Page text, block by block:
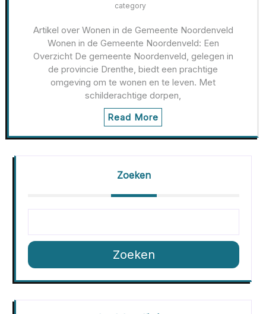
category
Artikel over Wonen in de Gemeente Noordenveld
Wonen in de Gemeente Noordenveld: Een
Overzicht De gemeente Noordenveld, gelegen in
de provincie Drenthe, biedt een prachtige
omgeving om te wonen en te leven. Met
schilderachtige dorpen,
Read More
Zoeken
Zoeken